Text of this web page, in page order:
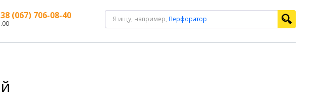
(067) 706-08-40 Я ищу, например, Перфоратор